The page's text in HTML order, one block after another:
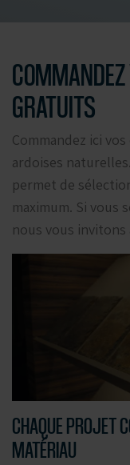
GRATUITS
Commandez ici
ardoises
permet de
maximum. Si vous
nous vous
CHAQUE PROJET
MATÉRIAU